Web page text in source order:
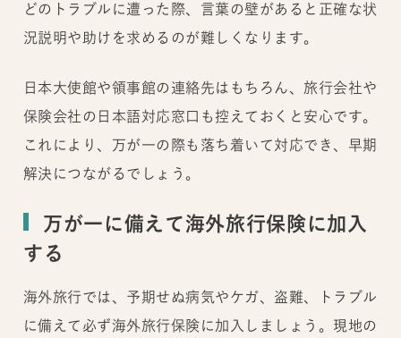
どのトラブルに遭った際、言葉の壁があると正確な状
況説明や助けを求めるのが難しくなります。
日本大使館や領事館の連絡先はもちろん、旅行会社や
保険会社の日本語対応窓口も控えておくと安心です。
これにより、万が一の際も落ち着いて対応でき、早期
解決につながるでしょう。
万が一に備えて海外旅行保険に加入
する
海外旅行では、予期せぬ病気やケガ、盗難、トラブル
に備えて必ず海外旅行保険に加入しましょう。現地の